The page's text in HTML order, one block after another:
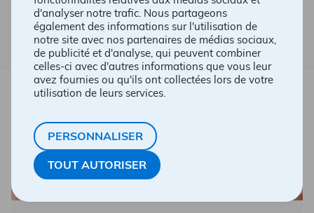
d'analyser notre trafic. Nous partageons
également des informations sur l'utilisation de
notre site avec nos partenaires de médias sociaux,
de publicité et d'analyse, qui peuvent combiner
celles-ci avec d'autres informations que vous leur
avez fournies ou qu'ils ont collectées lors de votre
utilisation de leurs services.
PERSONNALISER
TOUT AUTORISER
mineures, on s’occupe de vous.